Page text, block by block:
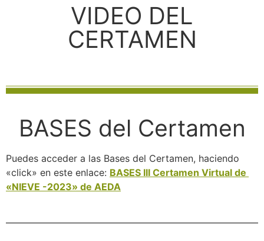
VIDEO DEL
CERTAMEN
BASES del Certamen
Puedes acceder a las Bases del Certamen, haciendo
«click» en este enlace: BASES III Certamen Virtual de
«NIEVE -2023» de AEDA